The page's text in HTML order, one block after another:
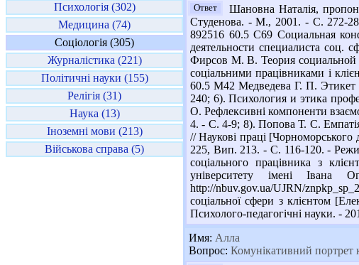
Психологія (302)
Медицина (74)
Соціологія (305)
Журналістика (221)
Політичні науки (155)
Релігія (31)
Наука (13)
Іноземні мови (213)
Військова справа (5)
Ответ
Шановна Наталія,
Студенова. - М., 2001. - С. 272-
892516 60.5 С69 Социальная
деятельности специалиста
Фирсов М. В. Теория
соціальними працівниками і
60.5 М42 Медведева Г. П. Этикет
240; 6). Психология и этика
О. Рефлексивні компоненти
4. - С. 4-9; 8). Попова Т. С. Емпатія
// Наукові праці
225, Вип. 213. - С. 116-120. -
соціального працівника з
університету імені
http://nbuv.gov.ua/UJRN/
соціальної сфери з клієнтом
Психолого-педагогічні науки. -
Имя: Алла
Вопрос: Комунікативний портрет